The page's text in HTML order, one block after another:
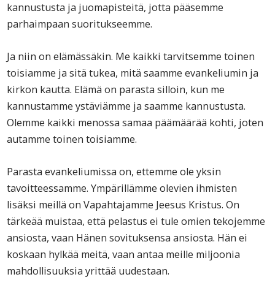
kannustusta ja juomapisteitä, jotta pääsemme
parhaimpaan suoritukseemme.
Ja niin on elämässäkin. Me kaikki tarvitsemme toinen
toisiamme ja sitä tukea, mitä saamme evankeliumin ja
kirkon kautta. Elämä on parasta silloin, kun me
kannustamme ystäviämme ja saamme kannustusta.
Olemme kaikki menossa samaa päämäärää kohti, joten
autamme toinen toisiamme.
Parasta evankeliumissa on, ettemme ole yksin
tavoitteessamme. Ympärillämme olevien ihmisten
lisäksi meillä on Vapahtajamme Jeesus Kristus. On
tärkeää muistaa, että pelastus ei tule omien tekojemme
ansiosta, vaan Hänen sovituksensa ansiosta. Hän ei
koskaan hylkää meitä, vaan antaa meille miljoonia
mahdollisuuksia yrittää uudestaan.